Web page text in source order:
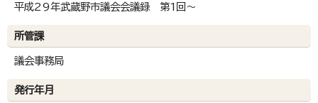
平成29年武蔵野市議会会議録 第1回～
所管課
議会事務局
発行年月